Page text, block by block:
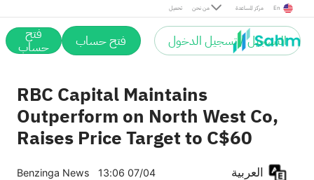
تحميل من نحن مركز المساعدة En
التسجيل / تسجيل الدخول فتح حساب فتح
حساب
RBC Capital Maintains
Outperform on North West Co,
Raises Price Target to C$60
Benzinga News 13:06 07/04